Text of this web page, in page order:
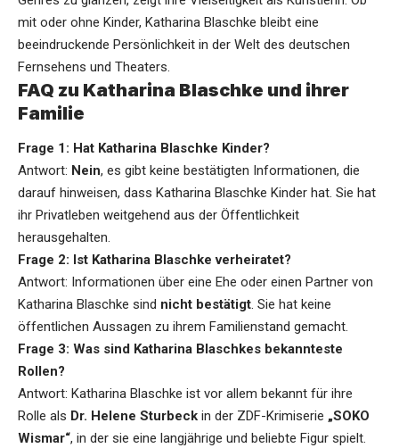
mit oder ohne Kinder, Katharina Blaschke bleibt eine
beeindruckende Persönlichkeit in der Welt des deutschen
Fernsehens und Theaters.
FAQ zu Katharina Blaschke und ihrer
Familie
Frage 1: Hat Katharina Blaschke Kinder?
Antwort: Nein, es gibt keine bestätigten Informationen, die
darauf hinweisen, dass Katharina Blaschke Kinder hat. Sie hat
ihr Privatleben weitgehend aus der Öffentlichkeit
herausgehalten.
Frage 2: Ist Katharina Blaschke verheiratet?
Antwort: Informationen über eine Ehe oder einen Partner von
Katharina Blaschke sind nicht bestätigt. Sie hat keine
öffentlichen Aussagen zu ihrem Familienstand gemacht.
Frage 3: Was sind Katharina Blaschkes bekannteste
Rollen?
Antwort: Katharina Blaschke ist vor allem bekannt für ihre
Rolle als Dr. Helene Sturbeck in der ZDF-Krimiserie „SOKO
Wismar“, in der sie eine langjährige und beliebte Figur spielt.